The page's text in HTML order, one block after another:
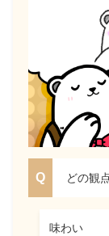
どの観
味わい